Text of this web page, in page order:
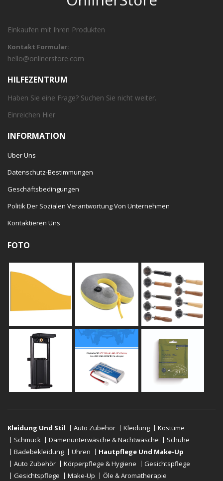
Einkaufen mit Ihren Produkten
Kontakt Formular:
hello@onlinerstore.com
HILFEZENTRUM
Haben Sie eine Frage? Suchen Sie nicht weiter.
Einreichen Hier
INFORMATION
Über Uns
Datenschutz-Bestimmungen
Geschäftsbedingungen
Politik Der Sozialen Verantwortung Von Unternehmen
Kontaktieren Uns
FOTO
Kleidung Und Stil Auto Zubehör Kleidung
Kostüme
Schmuck
Damenunterwäsche & Nachtwäsche
Schuhe
Badebekleidung
Uhren
Hautpflege Und Make-Up
Auto Zubehör
Körperpflege & Hygiene
Gesichtspflege
Gesichtspflege
Make-Up Öle & Aromatherapie